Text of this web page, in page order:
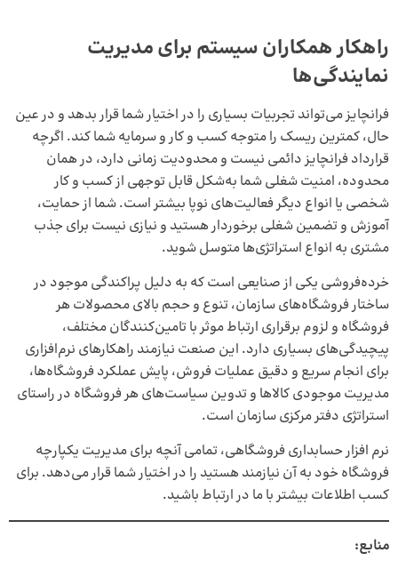
راهکار همکاران سیستم برای مدیریت
نمایندگی‌ها
فرانچایز می‌تواند تجربیات بسیاری را در اختیار شما قرار بدهد و در عین
حال، کمترین ریسک را متوجه کسب و کار و سرمایه شما کند. اگرچه
قرارداد فرانچایز دائمی نیست و محدودیت زمانی دارد، در همان
محدوده، امنیت شغلی شما به‌شکل قابل توجهی از کسب و کار
شخصی یا انواع دیگر فعالیت‌های نوپا بیشتر است. شما از حمایت،
آموزش و تضمین شغلی برخوردار هستید و نیازی نیست برای جذب
مشتری به انواع استراتژی‌ها متوسل شوید.
‌خرده‌فروشی یکی از صنایعی است که به دلیل پراکندگی موجود در
ساختار ‌فروشگاه‌های سازمان، تنوع و حجم بالای محصولات هر
فروشگاه و لزوم برقراری ارتباط موثر با تامین‌کنندگان مختلف،
پیچیدگی‌های بسیاری دارد. این صنعت نیازمند راهکارهای نرم‌افزاری
برای انجام سریع و دقیق عملیات فروش، پایش عملکرد ‌فروشگاه‌ها،
مدیریت موجودی کالاها و تدوین سیاست‌های هر فروشگاه در راستای
استراتژی دفتر مرکزی سازمان است.
نرم افزار حسابداری فروشگاهی، تمامی آنچه برای مدیریت یکپارچه
فروشگاه خود به آن نیازمند هستید را در اختیار شما قرار می‌دهد. برای
کسب اطلاعات بیشتر با ما در ارتباط باشید.
منابع: